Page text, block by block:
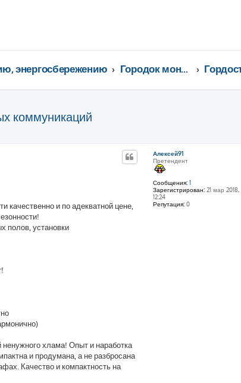
энергосбережению Городок монтажников и инженеров
коммуникаций
Алексей91
Претендент
Сообщения: 1
Зарегистрирован:21 мар 2018,
12:24
Репутация: 0
и по адекватной цене,
полов, установки
ненужного хлама! Опыт и наработка
и продумана, а не разбросана
Качество и компактность на